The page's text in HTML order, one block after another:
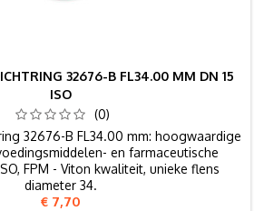
32676-B FL34.00 MM DN 15
ISO
(0)
32676-B FL34.00 mm: hoogwaardige
en farmaceutische
FPM - Viton kwaliteit, unieke flens
diameter 34.
Prijs
€ 7,70